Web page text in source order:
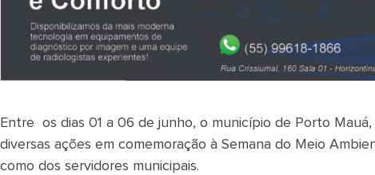
Entre os dias 01 a 06 de junho, o município de Porto
diversas ações em comemoração à Semana do Meio
como dos servidores municipais.